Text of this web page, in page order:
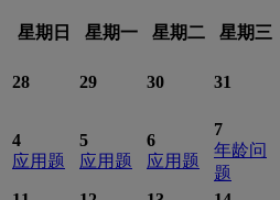
星期日 星期一 星期二 星期三
28 29 30 31
4
应用题
5
应用题
6
应用题
7
年龄问
题